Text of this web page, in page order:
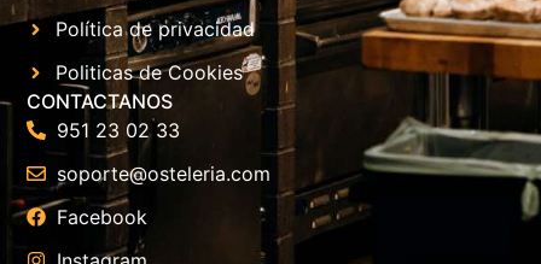
Política de privacidad
Politicas de Cookies
CONTACTANOS
951 23 02 33
soporte@osteleria.com
Facebook